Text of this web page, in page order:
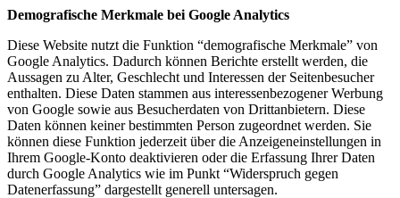
Demografische Merkmale bei Google Analytics
Diese Website nutzt die Funktion “demografische Merkmale” von
Google Analytics. Dadurch können Berichte erstellt werden, die
Aussagen zu Alter, Geschlecht und Interessen der Seitenbesucher
enthalten. Diese Daten stammen aus interessenbezogener Werbung
von Google sowie aus Besucherdaten von Drittanbietern. Diese
Daten können keiner bestimmten Person zugeordnet werden. Sie
können diese Funktion jederzeit über die Anzeigeneinstellungen in
Ihrem Google-Konto deaktivieren oder die Erfassung Ihrer Daten
durch Google Analytics wie im Punkt “Widerspruch gegen
Datenerfassung” dargestellt generell untersagen.